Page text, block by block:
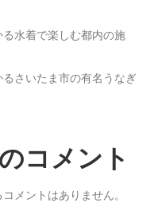
る水着で楽しむ都内の施
るさいたま市の有名うなぎ
コメント
メントはありません。